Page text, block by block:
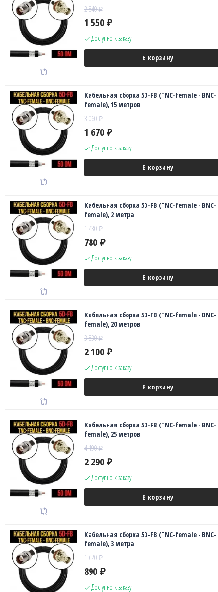
2 840₽
1 550 ₽
Доступно к заказу
В корзину
Кабельная сборка 5D-FB (TNC-female - BNC-
female), 15 метров
3 060₽
1 670 ₽
Доступно к заказу
В корзину
Кабельная сборка 5D-FB (TNC-female - BNC-
female), 2 метра
1 430₽
780 ₽
Доступно к заказу
В корзину
Кабельная сборка 5D-FB (TNC-female - BNC-
female), 20 метров
3 830₽
2 100 ₽
Доступно к заказу
В корзину
Кабельная сборка 5D-FB (TNC-female - BNC-
female), 25 метров
4 190₽
2 290 ₽
Доступно к заказу
В корзину
Кабельная сборка 5D-FB (TNC-female - BNC-
female), 3 метра
1 620₽
890 ₽
Доступно к заказу